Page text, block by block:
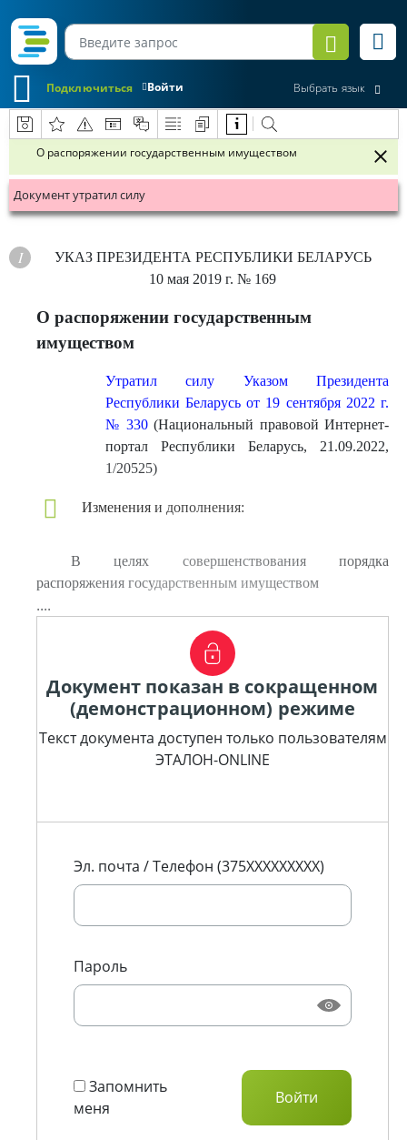
Войти
Подключиться Выбрать язык
О распоряжении государственным имуществом
Документ утратил силу
УКАЗ ПРЕЗИДЕНТА РЕСПУБЛИКИ БЕЛАРУСЬ
10 мая 2019 г. № 169
О распоряжении государственным
имуществом
Утратил силу Указом Президента
Республики Беларусь от 19 сентября 2022 г.
№ 330 (Национальный правовой Интернет-
портал Республики Беларусь, 21.09.2022,
1/20525)
Изменения и дополнения:
В целях совершенствования порядка
распоряжения государственным имуществом
....
Документ показан в сокращенном
(демонстрационном) режиме
Текст документа доступен только пользователям
ЭТАЛОН-ONLINE
Эл. почта / Телефон (375XXXXXXXXX)
Пароль
Запомнить
меня